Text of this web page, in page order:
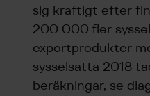
sig kraftigt efter
200 000 fler
exportprodukter
sysselsatta 2018
beräkningar, se